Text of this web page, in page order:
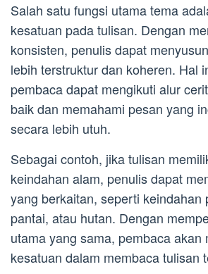
Salah satu fungsi utama tema
kesatuan pada tulisan. Dengan
konsisten, penulis dapat
lebih terstruktur dan koheren. Hal
pembaca dapat mengikuti alur
baik dan memahami pesan yang
secara lebih utuh.
Sebagai contoh, jika tulisan
keindahan alam, penulis dapat
yang berkaitan, seperti keindahan
pantai, atau hutan. Dengan
utama yang sama, pembaca akan
kesatuan dalam membaca tulisan